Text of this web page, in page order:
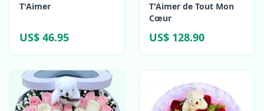
T'Aimer
US$ 46.95
T'Aimer de Tout Mon
Cœur
US$ 128.90